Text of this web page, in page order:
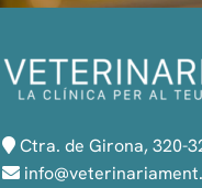
Ctra. de Girona, 320-